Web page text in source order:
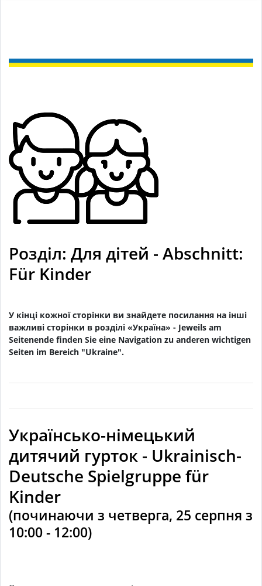
Розділ: Для дітей - Abschnitt:
Für Kinder
У кінці кожної сторінки ви знайдете посилання на інші
важливі сторінки в розділі «Україна» - Jeweils am
Seitenende finden Sie eine Navigation zu anderen wichtigen
Seiten im Bereich "Ukraine".
Українсько-німецький
дитячий гурток - Ukrainisch-
Deutsche Spielgruppe für
Kinder
(починаючи з четверга, 25 серпня з
10:00 - 12:00)